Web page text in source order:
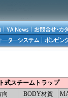
式スチームトラップ
向 BODY材質